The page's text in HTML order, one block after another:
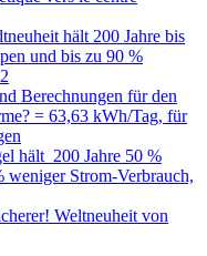
hält 200 Jahre bis
und bis zu 90 %
Berechnungen für den
= 63,63 kWh/Tag, für
hält 200 Jahre 50 %
weniger Strom-Verbrauch,
Weltneuheit von